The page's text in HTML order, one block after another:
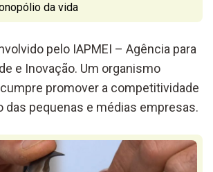
da vida
pelo IAPMEI – Agência para
e Inovação. Um organismo
promover a competitividade
das pequenas e médias empresas.